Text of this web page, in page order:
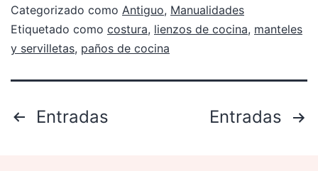
Categorizado como Antiguo, Manualidades
Etiquetado como costura, lienzos de cocina, manteles
y servilletas, paños de cocina
Entradas Entradas